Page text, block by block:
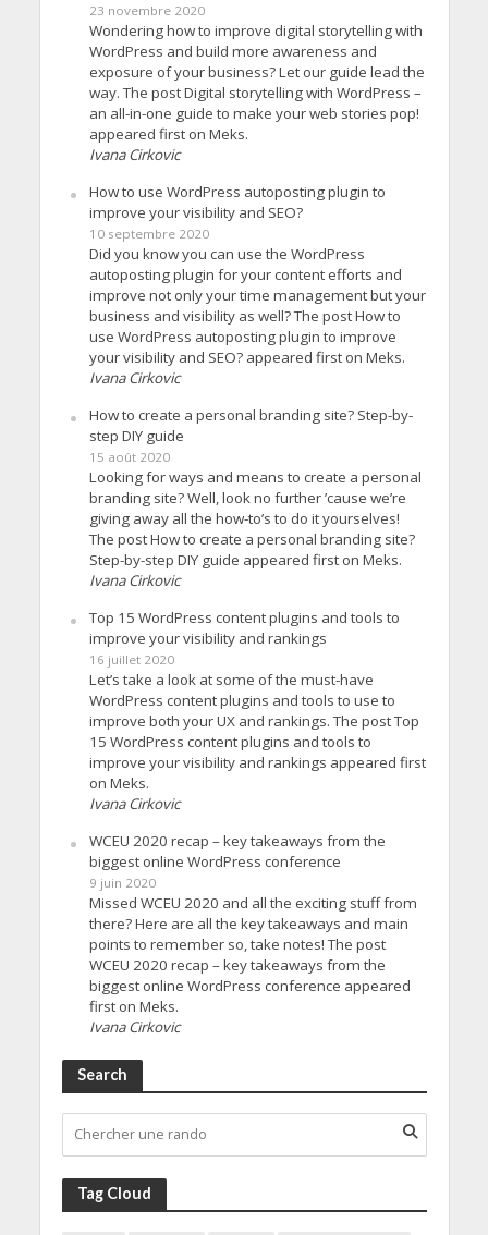
23 novembre 2020
Wondering how to improve digital storytelling with
WordPress and build more awareness and
exposure of your business? Let our guide lead the
way. The post Digital storytelling with WordPress –
an all-in-one guide to make your web stories pop!
appeared first on Meks.
Ivana Cirkovic
How to use WordPress autoposting plugin to
improve your visibility and SEO?
10 septembre 2020
Did you know you can use the WordPress
autoposting plugin for your content efforts and
improve not only your time management but your
business and visibility as well? The post How to
use WordPress autoposting plugin to improve
your visibility and SEO? appeared first on Meks.
Ivana Cirkovic
How to create a personal branding site? Step-by-
step DIY guide
15 août 2020
Looking for ways and means to create a personal
branding site? Well, look no further ’cause we’re
giving away all the how-to’s to do it yourselves!
The post How to create a personal branding site?
Step-by-step DIY guide appeared first on Meks.
Ivana Cirkovic
Top 15 WordPress content plugins and tools to
improve your visibility and rankings
16 juillet 2020
Let’s take a look at some of the must-have
WordPress content plugins and tools to use to
improve both your UX and rankings. The post Top
15 WordPress content plugins and tools to
improve your visibility and rankings appeared first
on Meks.
Ivana Cirkovic
WCEU 2020 recap – key takeaways from the
biggest online WordPress conference
9 juin 2020
Missed WCEU 2020 and all the exciting stuff from
there? Here are all the key takeaways and main
points to remember so, take notes! The post
WCEU 2020 recap – key takeaways from the
biggest online WordPress conference appeared
first on Meks.
Ivana Cirkovic
Search
Tag Cloud